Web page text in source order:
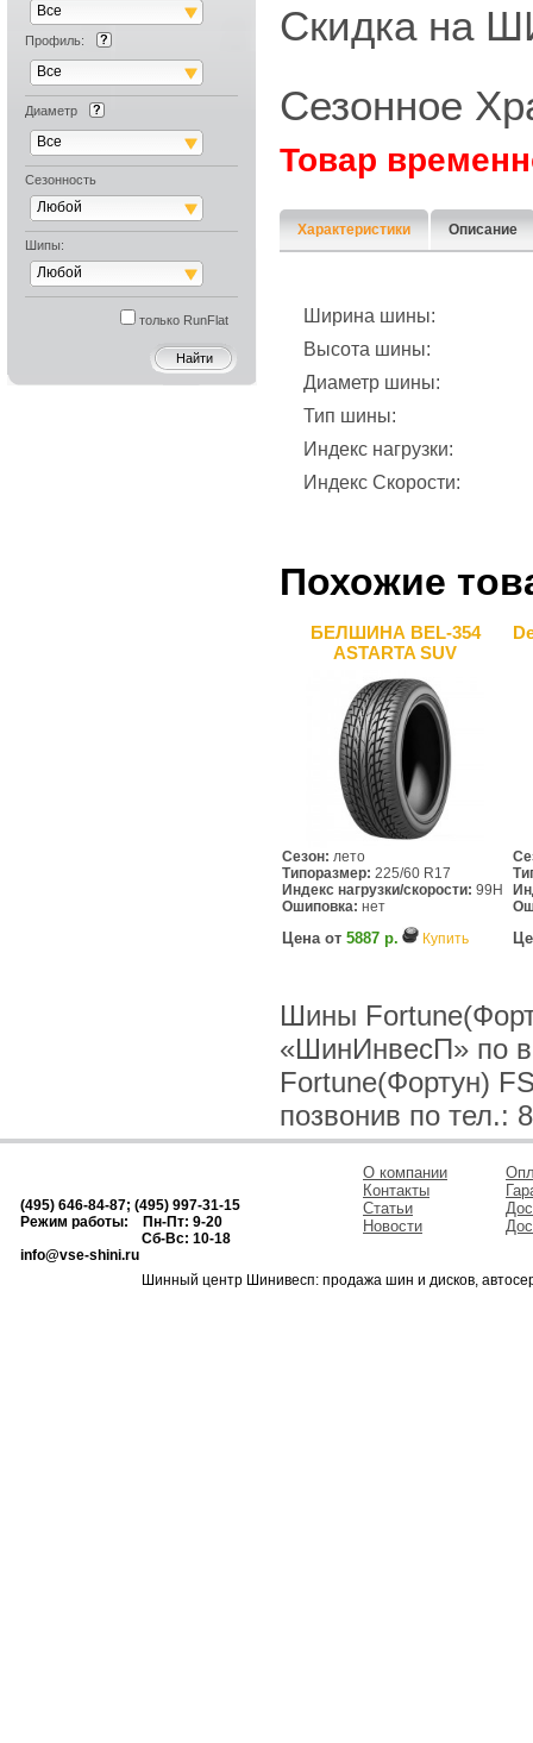
Все
Профиль:
Все
Диаметр
Все
Сезонность
Любой
Шипы:
Любой
только RunFlat
Скидка на
Сезонное
Товар
Характеристики Описание
Ширина шины:
Высота шины:
Диаметр шины:
Тип шины:
Индекс нагрузки:
Индекс Скорости:
Похожие
БЕЛШИНА BEL-354
ASTARTA SUV
Сезон: лето
Типоразмер: 225/60 R17
Индекс нагрузки/скорости: 99H
Ошиповка: нет
Цена от 5887 р. Купить
Шины
«ШинИнвесП» по
Fortune(Фортун)
позвонив по тел.:
(495) 646-84-87; (495) 997-31-15
Режим работы: Пн-Пт: 9-20
Сб-Вс: 10-18
info@vse-shini.ru
О компании
Контакты
Статьи
Новости
Шинный центр Шинивесп: продажа шин и дисков,